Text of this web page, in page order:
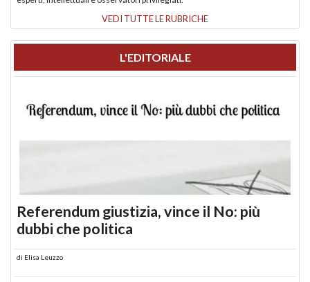
VEDI TUTTE LE RUBRICHE
L'EDITORIALE
Referendum giustizia, vince il No: più
dubbi che politica
di Elisa Leuzzo